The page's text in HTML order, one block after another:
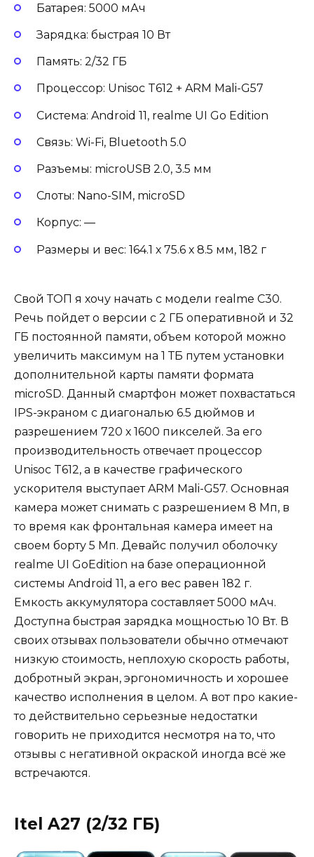
Батарея: 5000 мАч
Зарядка: быстрая 10 Вт
Память: 2/32 ГБ
Процессор: Unisoc T612 + ARM Mali-G57
Система: Android 11, realme UI Go Edition
Связь: Wi-Fi, Bluetooth 5.0
Разъемы: microUSB 2.0, 3.5 мм
Слоты: Nano-SIM, microSD
Корпус: —
Размеры и вес: 164.1 х 75.6 х 8.5 мм, 182 г
Свой ТОП я хочу начать с модели realme C30.
Речь пойдет о версии с 2 ГБ оперативной и 32
ГБ постоянной памяти, объем которой можно
увеличить максимум на 1 ТБ путем установки
дополнительной карты памяти формата
microSD. Данный смартфон может похвастаться
IPS-экраном с диагональю 6.5 дюймов и
разрешением 720 х 1600 пикселей. За его
производительность отвечает процессор
Unisoc T612, а в качестве графического
ускорителя выступает ARM Mali-G57. Основная
камера может снимать с разрешением 8 Мп, в
то время как фронтальная камера имеет на
своем борту 5 Мп. Девайс получил оболочку
realme UI GoEdition на базе операционной
системы Android 11, а его вес равен 182 г.
Емкость аккумулятора составляет 5000 мАч.
Доступна быстрая зарядка мощностью 10 Вт. В
своих отзывах пользователи обычно отмечают
низкую стоимость, неплохую скорость работы,
добротный экран, эргономичность и хорошее
качество исполнения в целом. А вот про какие-
то действительно серьезные недостатки
говорить не приходится несмотря на то, что
отзывы с негативной окраской иногда всё же
встречаются.
Itel A27 (2/32 ГБ)